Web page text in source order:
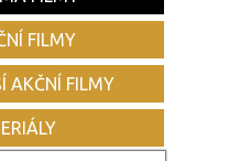
FILMY
AKČNÍ FILMY